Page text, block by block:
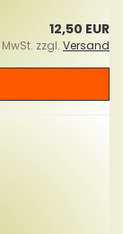
12,50 EUR
MwSt. zzgl. Versand